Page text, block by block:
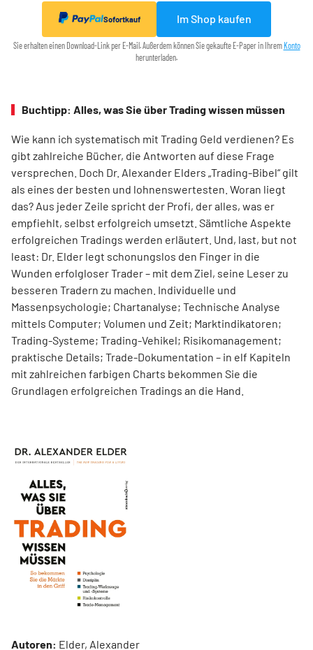
Sofortkauf Im Shop kaufen
Sie erhalten einen Download-Link per E-Mail. Außerdem können Sie gekaufte E-Paper in IhremKonto
herunterladen.
Buchtipp: Alles, was Sie über Trading wissen müssen
Wie kann ich systematisch mit Trading Geld verdienen? Es
gibt zahlreiche Bücher, die Antworten auf diese Frage
versprechen. Doch Dr. Alexander Elders „Trading-Bibel“ gilt
als eines der besten und lohnenswertesten. Woran liegt
das? Aus jeder Zeile spricht der Profi, der alles, was er
empfiehlt, selbst erfolgreich umsetzt. Sämtliche Aspekte
erfolgreichen Tradings werden erläutert. Und, last, but not
least: Dr. Elder legt schonungslos den Finger in die
Wunden erfolgloser Trader – mit dem Ziel, seine Leser zu
besseren Tradern zu machen. Individuelle und
Massenpsychologie; Chartanalyse; Technische Analyse
mittels Computer; Volumen und Zeit; Marktindikatoren;
Trading-Systeme; Trading-Vehikel; Risikomanagement;
praktische Details; Trade-Dokumentation – in elf Kapiteln
mit zahlreichen farbigen Charts bekommen Sie die
Grundlagen erfolgreichen Tradings an die Hand.
Autoren: Elder, Alexander